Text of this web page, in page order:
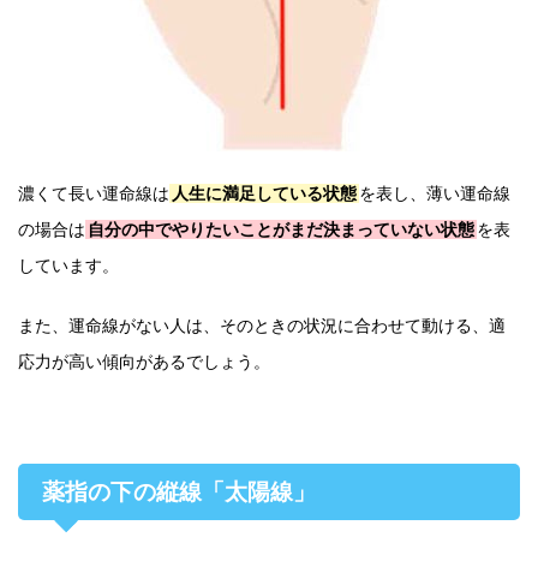
濃くて長い運命線は 人生に満足している状態を表し、薄い運命線
の場合は 自分の中でやりたいことがまだ決まっていない状態を表
しています。
また、運命線がない人は、そのときの状況に合わせて動ける、適
応力が高い傾向があるでしょう。
薬指の下の縦線「太陽線」